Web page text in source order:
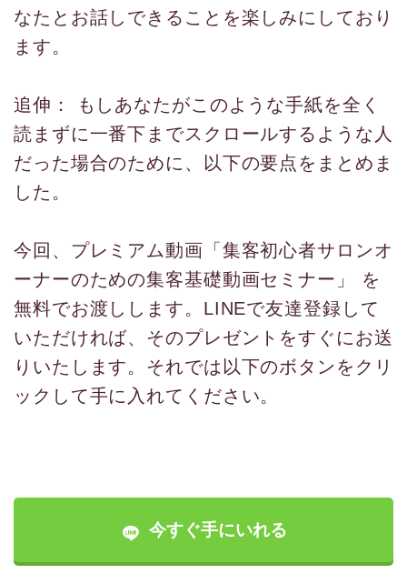
なたとお話しできることを楽しみにしており
ます。
追伸： もしあなたがこのような手紙を全く
読まずに一番下までスクロールするような人
だった場合のために、以下の要点をまとめま
した。
今回、プレミアム動画「集客初心者サロンオ
ーナーのための集客基礎動画セミナー」 を
無料でお渡しします。LINEで友達登録して
いただければ、そのプレゼントをすぐにお送
りいたします。それでは以下のボタンをクリ
ックして手に入れてください。
今すぐ手にいれる